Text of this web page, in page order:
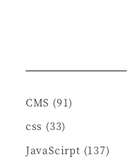
CMS (91)
css (33)
JavaScirpt (137)